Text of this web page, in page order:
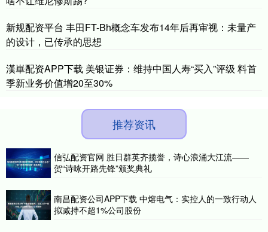
新规配资平台 丰田FT-Bh概念车发布14年后再审视：未量产
的设计，已传承的思想
漢崋配资APP下载 美银证券：维持中国人寿“买入”评级 料首
季新业务价值增20至30%
推荐资讯
信弘配资官网 胜日群英齐揽誉，诗心浪涌大江流——
贺“诗咏开路先锋”颁奖典礼
南昌配资公司APP下载 中熔电气：实控人的一致行动人
拟减持不超1%公司股份